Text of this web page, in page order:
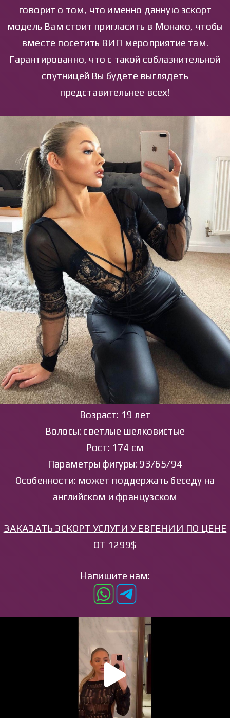
говорит о том, что именно данную эскорт
модель Вам стоит пригласить в Монако, чтобы
вместе посетить ВИП мероприятие там.
Гарантированно, что с такой соблазнительной
спутницей Вы будете выглядеть
представительнее всех!
Возраст: 19 лет
Волосы: светлые шелковистые
Рост: 174 см
Параметры фигуры: 93/65/94
Особенности: может поддержать беседу на
английском и французском
ЗАКАЗАТЬ ЭСКОРТ УСЛУГИ У ЕВГЕНИИ ПО ЦЕНЕ
ОТ 1299$
Напишите нам: